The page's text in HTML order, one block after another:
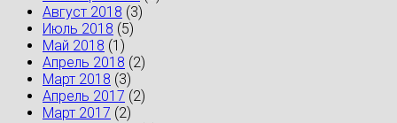
Август 2018 (3)
Июль 2018 (5)
Май 2018 (1)
Апрель 2018 (2)
Март 2018 (3)
Апрель 2017 (2)
Март 2017 (2)